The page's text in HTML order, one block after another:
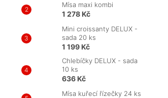
Mísa maxi kombi
1 278 Kč
Mini croissanty DELUX -
sada 20 ks
1 199 Kč
Chlebíčky DELUX - sada
10 ks
636 Kč
Mísa kuřecí řízečky 24 ks